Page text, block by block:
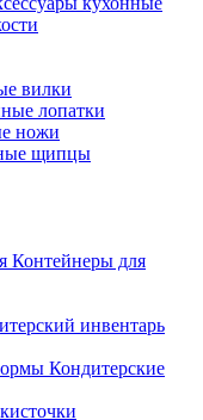
вилки
лопатки
ножи
щипцы
Контейнеры для
инвентарь
Кондитерские